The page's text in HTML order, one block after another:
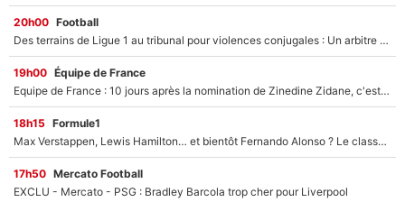
20h00 Football
Des terrains de Ligue 1 au tribunal pour violences conjugales : Un arbitre français encourt une peine de 18 mois de prison !
19h00 Équipe de France
Equipe de France : 10 jours après la nomination de Zinedine Zidane, c'est au tour de son fils de prendre un nouveau départ !
18h15 Formule1
Max Verstappen, Lewis Hamilton… et bientôt Fernando Alonso ? Le classement des pilotes les mieux payés en Formule 1 risque de changer !
17h50 Mercato Football
EXCLU - Mercato - PSG : Bradley Barcola trop cher pour Liverpool